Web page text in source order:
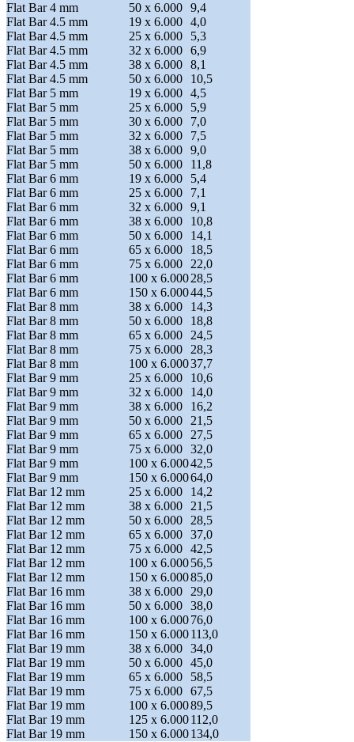
Flat Bar 4 mm
50 x 6.000 9,4
Flat Bar 4.5 mm
19 x 6.000 4,0
Flat Bar 4.5 mm
25 x 6.000
5,3
Flat Bar 4.5 mm
32 x 6.000 6,9
Flat Bar 4.5 mm
38 x 6.000 8,1
Flat Bar 4.5 mm
50 x 6.000
10,5
Flat Bar 5 mm
19 x 6.000 4,5
Flat Bar 5 mm
25 x 6.000
5,9
Flat Bar 5 mm
30 x 6.000
7,0
Flat Bar 5 mm
32 x 6.000
7,5
Flat Bar 5 mm
38 x 6.000 9,0
Flat Bar 5 mm
50 x 6.000
11,8
Flat Bar 6 mm
19 x 6.000
5,4
Flat Bar 6 mm
25 x 6.000
7,1
Flat Bar 6 mm
32 x 6.000 9,1
Flat Bar 6 mm
38 x 6.000
10,8
Flat Bar 6 mm
50 x 6.000
14,1
Flat Bar 6 mm
65 x 6.000
18,5
Flat Bar 6 mm
75 x 6.000
22,0
Flat Bar 6 mm
100 x 6.00028,5
Flat Bar 6 mm
150 x 6.00044,5
Flat Bar 8 mm
38 x 6.000
14,3
Flat Bar 8 mm
50 x 6.000
18,8
Flat Bar 8 mm
65 x 6.000
24,5
Flat Bar 8 mm
75 x 6.000
28,3
Flat Bar 8 mm
100 x 6.00037,7
Flat Bar 9 mm
25 x 6.000
10,6
Flat Bar 9 mm
32 x 6.000
14,0
Flat Bar 9 mm
38 x 6.000
16,2
Flat Bar 9 mm
50 x 6.000
21,5
Flat Bar 9 mm
65 x 6.000
27,5
Flat Bar 9 mm
75 x 6.000 32,0
Flat Bar 9 mm
100 x 6.00042,5
Flat Bar 9 mm
150 x 6.00064,0
Flat Bar 12 mm
25 x 6.000
14,2
Flat Bar 12 mm
38 x 6.000
21,5
Flat Bar 12 mm
50 x 6.000
28,5
Flat Bar 12 mm
65 x 6.000 37,0
Flat Bar 12 mm
75 x 6.000 42,5
Flat Bar 12 mm
100 x 6.00056,5
Flat Bar 12 mm
150 x 6.00085,0
Flat Bar 16 mm
38 x 6.000
29,0
Flat Bar 16 mm
50 x 6.000 38,0
Flat Bar 16 mm
100 x 6.00076,0
Flat Bar 16 mm
150 x 6.000113,0
Flat Bar 19 mm
38 x 6.000 34,0
Flat Bar 19 mm
50 x 6.000 45,0
Flat Bar 19 mm
65 x 6.000
58,5
Flat Bar 19 mm
75 x 6.000 67,5
Flat Bar 19 mm
100 x 6.00089,5
Flat Bar 19 mm
125 x 6.000112,0
Flat Bar 19 mm
150 x 6.000134,0